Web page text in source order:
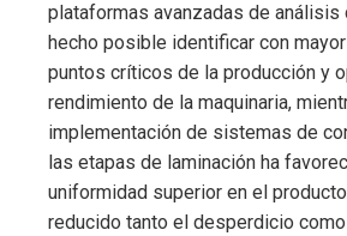
plataformas avanzadas de análisis
hecho posible identificar con
puntos críticos de la producción y
rendimiento de la maquinaria,
implementación de sistemas de
las etapas de laminación ha
uniformidad superior en el
reducido tanto el desperdicio